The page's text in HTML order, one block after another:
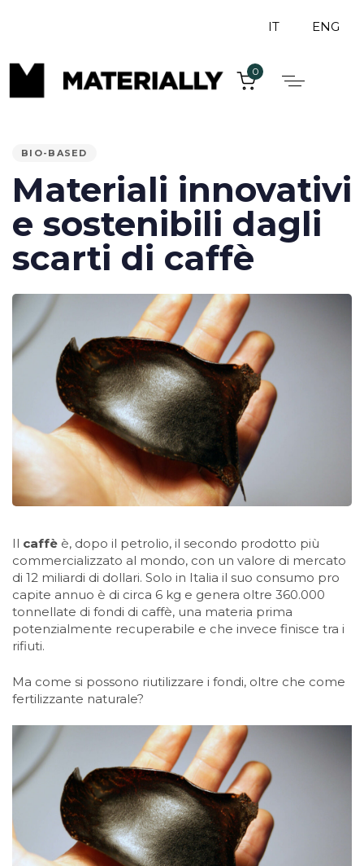
IT ENG
0
BIO-BASED
Materiali innovativi
e sostenibili dagli
scarti di caffè
Il caffè è, dopo il petrolio, il secondo prodotto più
commercializzato al mondo, con un valore di mercato
di 12 miliardi di dollari. Solo in Italia il suo consumo pro
capite annuo è di circa 6 kg e genera oltre 360.000
tonnellate di fondi di caffè, una materia prima
potenzialmente recuperabile e che invece finisce tra i
rifiuti.
Ma come si possono riutilizzare i fondi, oltre che come
fertilizzante naturale?